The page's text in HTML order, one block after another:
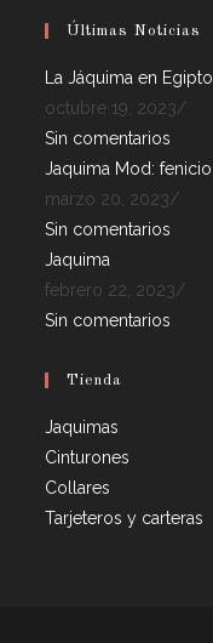
Últimas Noticias
La Jáquima en Egipto
octubre 19, 2023/
Sin comentarios
Jaquima Mod: fenicio
marzo 20, 2023/
Sin comentarios
Jaquima
febrero 22, 2023/
Sin comentarios
Tienda
Jaquimas
Cinturones
Collares
Tarjeteros y carteras